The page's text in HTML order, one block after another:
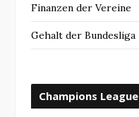
Finanzen der Vereine
Gehalt der Bundesliga
Champions League